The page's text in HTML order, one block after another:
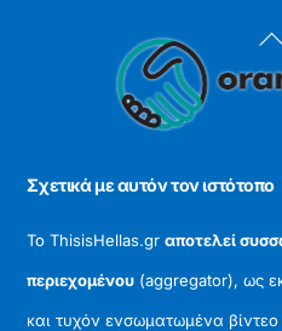
Σχετικά με αυτόν τον ιστότοπο
Το ThisisHellas.grαποτελεί
περιεχομένου (aggregator), ως
και τυχόν ενσωματωμένα